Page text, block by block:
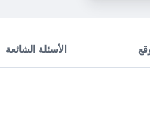
الأسئلة الشائعة